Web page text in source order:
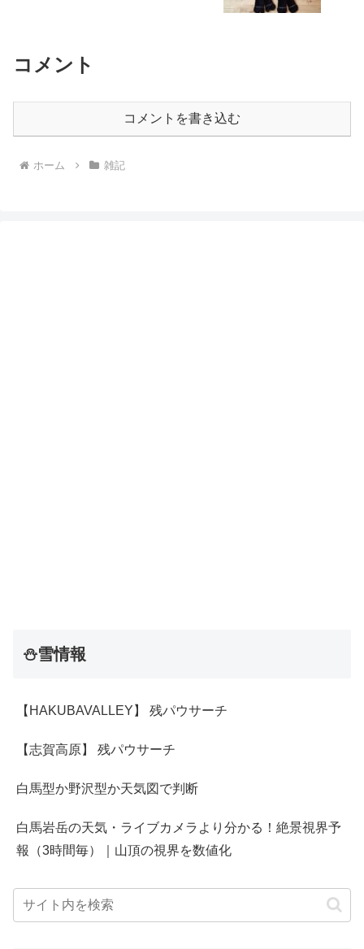
コメント
コメントを書き込む
ホーム 雑記
⛄雪情報
【HAKUBAVALLEY】 残パウサーチ
【志賀高原】 残パウサーチ
白馬型か野沢型か天気図で判断
白馬岩岳の天気・ライブカメラより分かる！絶景視界予
報（3時間毎）｜山頂の視界を数値化